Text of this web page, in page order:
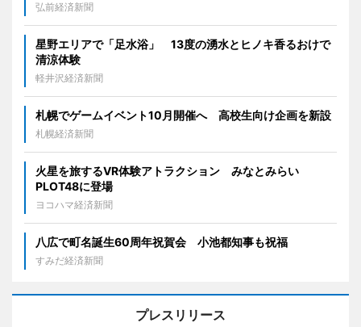
弘前経済新聞
星野エリアで「足水浴」 13度の湧水とヒノキ香るおけで
清涼体験
軽井沢経済新聞
札幌でゲームイベント10月開催へ 高校生向け企画を新設
札幌経済新聞
火星を旅するVR体験アトラクション みなとみらい
PLOT48に登場
ヨコハマ経済新聞
八広で町名誕生60周年祝賀会 小池都知事も祝福
すみだ経済新聞
プレスリリース